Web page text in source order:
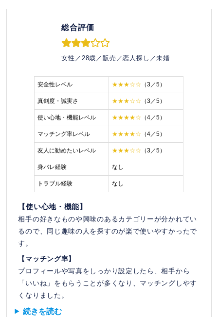
総合評価
女性／28歳／販売／恋人探し／未婚
安全性レベル ★★★☆☆ （3／5）
真剣度・誠実さ ★★★☆☆ （3／5）
使い心地・機能レベル ★★★★☆ （4／5）
マッチング率レベル ★★★★☆ （4／5）
友人に勧めたいレベル ★★★☆☆ （3／5）
身バレ経験 なし
トラブル経験 なし
【使い心地・機能】
相手の好きなものや興味のあるカテゴリーが分かれてい
るので、同じ趣味の人を探すのが楽で使いやすかったで
す。
【マッチング率】
プロフィールや写真をしっかり設定したら、相手から
「いいね」をもらうことが多くなり、マッチングしやす
くなりました。
続きを読む